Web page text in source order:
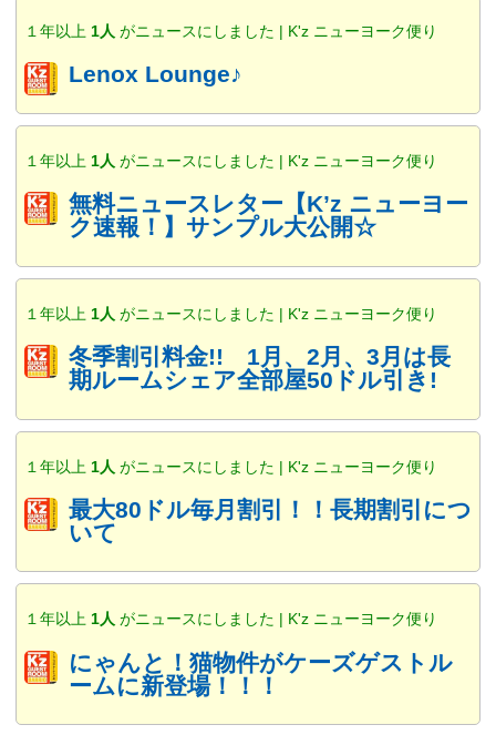
１年以上 1人 がニュースにしました | K'z ニューヨーク便り
Lenox Lounge♪
１年以上 1人 がニュースにしました | K'z ニューヨーク便り
無料ニュースレター【K’z ニューヨー
ク速報！】サンプル大公開☆
１年以上 1人 がニュースにしました | K'z ニューヨーク便り
冬季割引料金!! 1月、2月、3月は長
期ルームシェア全部屋50ドル引き!
１年以上 1人 がニュースにしました | K'z ニューヨーク便り
最大80ドル毎月割引！！長期割引につ
いて
１年以上 1人 がニュースにしました | K'z ニューヨーク便り
にゃんと！猫物件がケーズゲストル
ームに新登場！！！